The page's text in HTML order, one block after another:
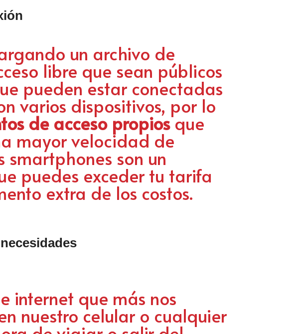
un archivo de
libre que sean públicos
pueden estar conectadas
varios dispositivos, por lo
de acceso propiosque
mayor velocidad de
smartphones son un
puedes exceder tu tarifa
extra de los costos.
internet que más nos
nuestro celular o cualquier